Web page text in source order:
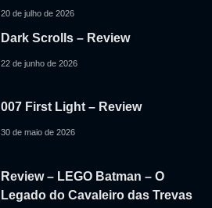
20 de julho de 2026
Dark Scrolls – Review
22 de junho de 2026
007 First Light – Review
30 de maio de 2026
Review – LEGO Batman – O
Legado do Cavaleiro das Trevas